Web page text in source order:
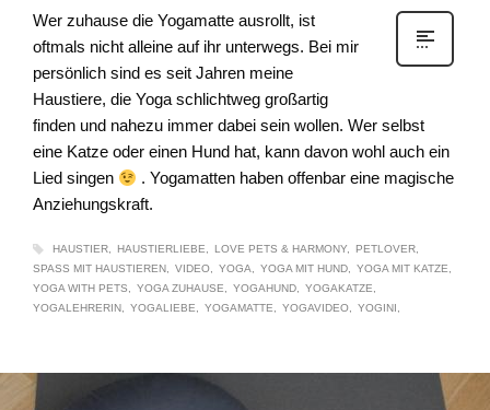
Wer zuhause die Yogamatte ausrollt, ist
oftmals nicht alleine auf ihr unterwegs. Bei mir
persönlich sind es seit Jahren meine
Haustiere, die Yoga schlichtweg großartig
finden und nahezu immer dabei sein wollen. Wer selbst
eine Katze oder einen Hund hat, kann davon wohl auch ein
Lied singen
. Yogamatten haben offenbar eine magische
Anziehungskraft.
HAUSTIER HAUSTIERLIEBE LOVE PETS & HARMONY
PETLOVER
SPASS MIT HAUSTIEREN
VIDEO YOGA YOGA MIT HUND
YOGA MIT KATZE
YOGA WITH PETS
YOGA ZUHAUSE YOGAHUND
YOGAKATZE
YOGALEHRERIN
YOGALIEBE YOGAMATTE YOGAVIDEO YOGINI